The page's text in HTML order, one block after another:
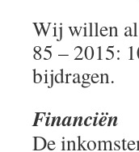
Wij willen
85 – 2015:
bijdragen.
Financiën
De